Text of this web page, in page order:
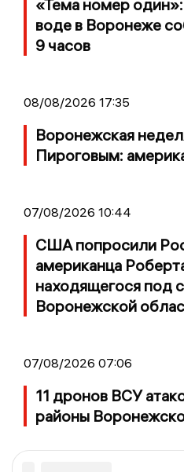
«Тема номер
воде в Воронеже
9 часов
08/08/2026 17:35
Воронежская
Пироговым:
07/08/2026 10:44
США попросили
американца
находящегося под
Воронежской
07/08/2026 07:06
11 дронов ВСУ
районы